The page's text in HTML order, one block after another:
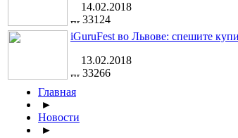
14.02.2018
33124
iGuruFest во Львове: спешите
13.02.2018
33266
Главная
►
Новости
►